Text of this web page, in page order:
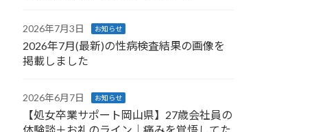
2026年7月3日 お知らせ
2026年7月(最新)の性病検査結果の画像を
掲載しました
2026年6月7日 お知らせ
【処女卒業サポート岡山県】27歳会社員の